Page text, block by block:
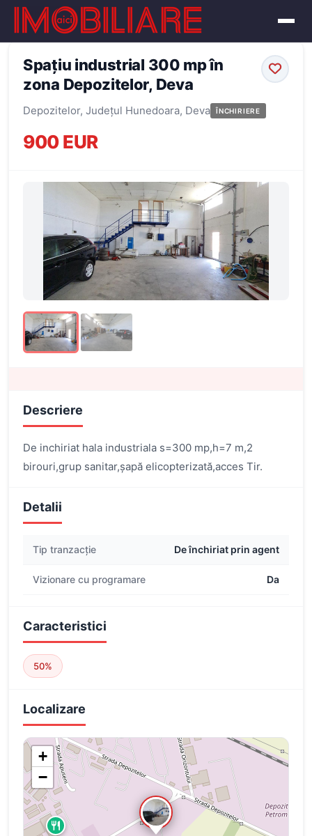
← Înapoi la oferte
Spațiu industrial 300 mp în
zona Depozitelor, Deva
Depozitelor, Județul Hunedoara, Deva ÎNCHIRIERE
900 EUR
Descriere
De inchiriat hala industriala s=300 mp,h=7 m,2
birouri,grup sanitar,șapă elicopterizată,acces Tir.
Detalii
Tip tranzacție De închiriat prin agent
Vizionare cu programare Da
Caracteristici
50%
Localizare
+
−